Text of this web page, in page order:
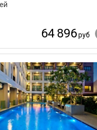
64 896руб